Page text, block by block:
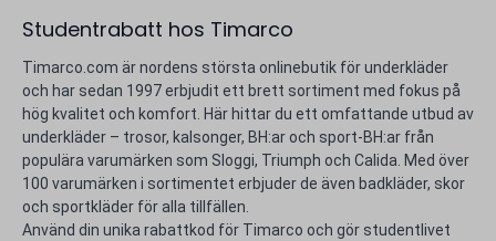
Studentrabatt hos Timarco
Timarco.com är nordens största onlinebutik för underkläder
och har sedan 1997 erbjudit ett brett sortiment med fokus på
hög kvalitet och komfort. Här hittar du ett omfattande utbud av
underkläder – trosor, kalsonger, BH:ar och sport-BH:ar från
populära varumärken som Sloggi, Triumph och Calida. Med över
100 varumärken i sortimentet erbjuder de även badkläder, skor
och sportkläder för alla tillfällen.
Använd din unika rabattkod för Timarco och gör studentlivet